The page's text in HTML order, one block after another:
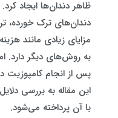
ظاهر دندان‌ها ایجاد
دندان‌های ترک خورده،
مزایای زیادی مانند
به روش‌های دیگر دارد.
پس از انجام کامپوزیت
این مقاله به بررسی
با آن پرداخته می‌شود.